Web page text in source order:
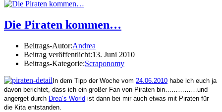
Die Piraten kommen…
Beitrags-Autor:Andrea
Beitrag veröffentlicht:13. Juni 2010
Beitrags-Kategorie:Scraponomy
In dem Tipp der Woche vom 24.06.2010 habe ich euch ja
davon berichtet, dass ich ein großer Fan von Piraten bin……………und
angerget durch Drea’s World ist dann bei mir auch etwas mit Piraten für
die Kita entstanden.